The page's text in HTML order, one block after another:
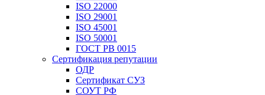
ISO 22000
ISO 29001
ISO 45001
ISO 50001
ГОСТ РВ 0015
Сертификация репутации
ОДР
Сертификат СУЗ
СОУТ РФ